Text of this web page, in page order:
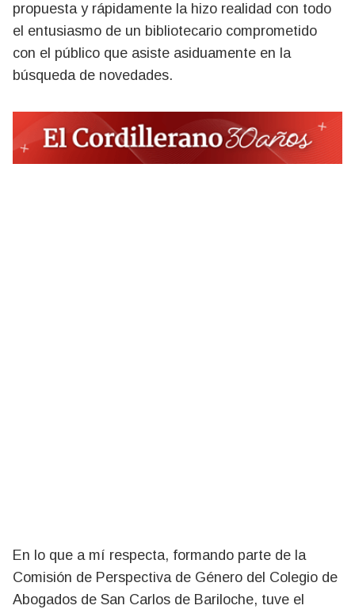
propuesta y rápidamente la hizo realidad con todo
el entusiasmo de un bibliotecario comprometido
con el público que asiste asiduamente en la
búsqueda de novedades.
En lo que a mí respecta, formando parte de la
Comisión de Perspectiva de Género del Colegio de
Abogados de San Carlos de Bariloche, tuve el